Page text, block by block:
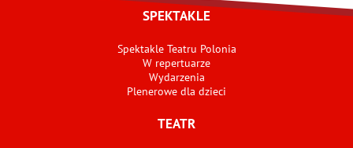
SPEKTAKLE
Spektakle Teatru Polonia
W repertuarze
Wydarzenia
Plenerowe dla dzieci
TEATR